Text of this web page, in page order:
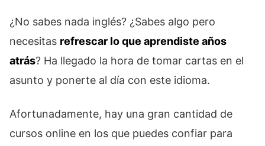
¿No sabes nada inglés? ¿Sabes algo pero
necesitas refrescar lo que aprendiste años
atrás? Ha llegado la hora de tomar cartas en el
asunto y ponerte al día con este idioma.
Afortunadamente, hay una gran cantidad de
cursos online en los que puedes confiar para